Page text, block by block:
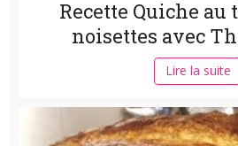
Recette Quiche au
noisettes avec
Lire la suite